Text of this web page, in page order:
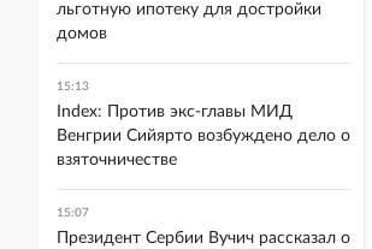
льготную ипотеку для достройки
домов
15:13
Index: Против экс-главы МИД
Венгрии Сийярто возбуждено дело о
взяточничестве
15:07
Президент Сербии Вучич рассказал о